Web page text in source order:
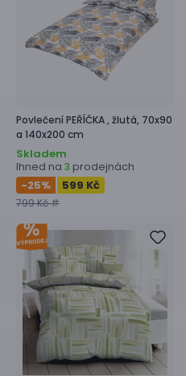
PovlečeníPEŘÍČKA , žlutá, 70x90
a 140x200 cm
Skladem
Ihned na 3 prodejnách
-25% 599 Kč
799 Kč #